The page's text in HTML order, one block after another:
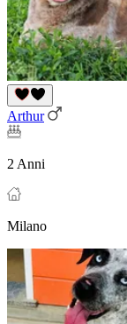
Arthur
2 Anni
Milano